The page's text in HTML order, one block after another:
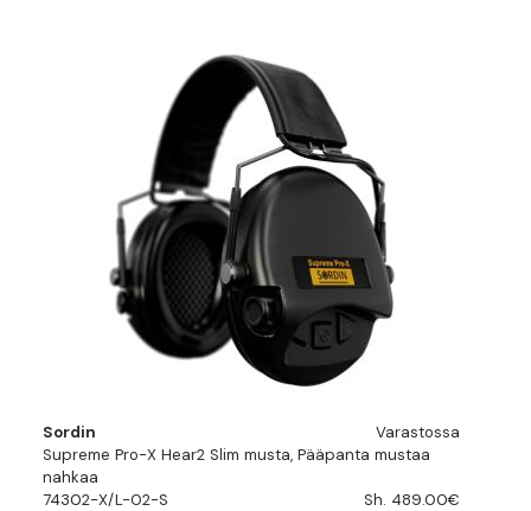
Sordin
Varastossa
Supreme Pro-X Hear2 Slim musta, Pääpanta mustaa
nahkaa
74302-X/L-02-S
Sh. 489.00€